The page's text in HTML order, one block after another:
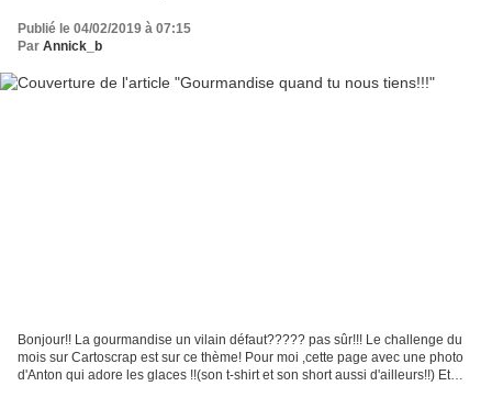
Publié le 04/02/2019 à 07:15
Par Annick_b
Bonjour!! La gourmandise un vilain défaut????? pas sûr!!! Le challenge du
mois sur Cartoscrap est sur ce thème! Pour moi ,cette page avec une photo
d'Anton qui adore les glaces !!(son t-shirt et son short aussi d'ailleurs!!) Et